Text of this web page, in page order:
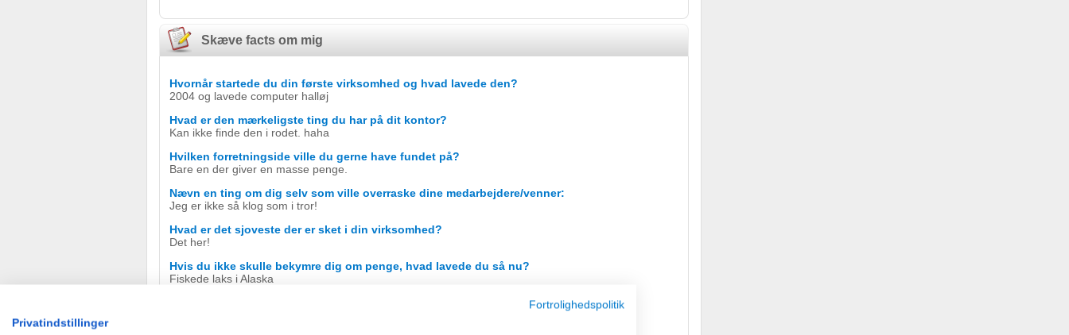
Skæve facts om mig
Hvornår startede du din første virksomhed og hvad lavede den?
2004 og lavede computer halløj
Hvad er den mærkeligste ting du har på dit kontor?
Kan ikke finde den i rodet. haha
Hvilken forretningside ville du gerne have fundet på?
Bare en der giver en masse penge.
Nævn en ting om dig selv som ville overraske dine medarbejdere/venner:
Jeg er ikke så klog som i tror!
Hvad er det sjoveste der er sket i din virksomhed?
Det her!
Hvis du ikke skulle bekymre dig om penge, hvad lavede du så nu?
Fiskede laks i Alaska
Hvad ville du ønske du havde vidst da du startede din virksomhed?Fortrolighedspolitik
Privatindstillinger